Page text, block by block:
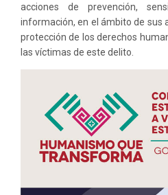
acciones de prevención,
información, en el ámbito de sus
protección de los derechos
las víctimas de este delito.